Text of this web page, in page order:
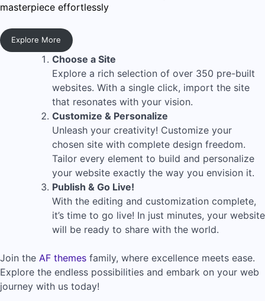
masterpiece effortlessly
Explore More
Choose a Site
Explore a rich selection of over 350 pre-built
websites. With a single click, import the site
that resonates with your vision.
Customize & Personalize
Unleash your creativity! Customize your
chosen site with complete design freedom.
Tailor every element to build and personalize
your website exactly the way you envision it.
Publish & Go Live!
With the editing and customization complete,
it’s time to go live! In just minutes, your website
will be ready to share with the world.
Join the AF themes family, where excellence meets ease.
Explore the endless possibilities and embark on your web
journey with us today!